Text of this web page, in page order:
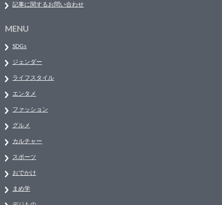
記事に関するお問い合わせ
MENU
SDGs
ジェンダー
ライフスタイル
エンタメ
ファッション
グルメ
カルチャー
スポーツ
おでかけ
まめ学